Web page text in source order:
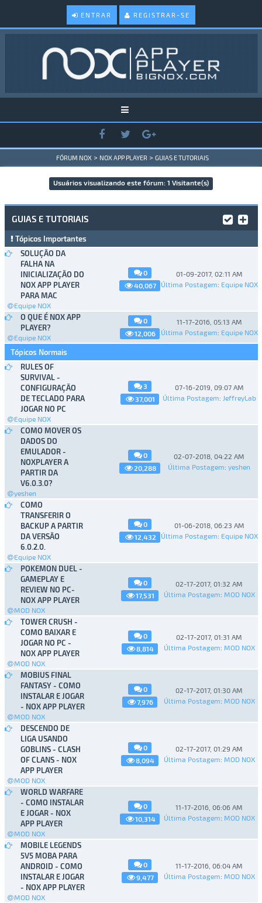
ENTRAR REGISTRAR-SE
FÓRUM NOX > NOX APP PLAYER > GUIAS E TUTORIAIS
Usuários visualizando este fórum: 1 Visitante(s)
GUIAS E TUTORIAIS
Tópicos Importantes
SOLUÇÃO DA
FALHA NA
INICIALIZAÇÃO DO
NOX APP PLAYER
PARA MAC
Equipe NOX
0
40,067
01-09-2017, 02:11 AM
Última Postagem: Equipe NOX
O QUE É NOX APP
PLAYER?
Equipe NOX
0
12,006
11-17-2016, 05:13 AM
Última Postagem: Equipe NOX
Tópicos Normais
RULES OF
SURVIVAL -
CONFIGURAÇÃO
DE TECLADO PARA
JOGAR NO PC
Equipe NOX
3
37,001
07-16-2019, 09:07 AM
Última Postagem: JeffreyLab
COMO MOVER OS
DADOS DO
EMULADOR -
NOXPLAYER A
PARTIR DA
V6.0.3.0?
yeshen
0
20,288
02-07-2018, 04:22 AM
Última Postagem: yeshen
COMO
TRANSFERIR O
BACKUP A PARTIR
DA VERSÃO
6.0.2.0.
Equipe NOX
0
12,432
01-06-2018, 06:23 AM
Última Postagem: Equipe NOX
POKEMON DUEL -
GAMEPLAY E
REVIEW NO PC-
NOX APP PLAYER
MOD NOX
0
17,531
02-17-2017, 01:32 AM
Última Postagem: MOD NOX
TOWER CRUSH -
COMO BAIXAR E
JOGAR NO PC -
NOX APP PLAYER
MOD NOX
0
8,814
02-17-2017, 01:31 AM
Última Postagem: MOD NOX
MOBIUS FINAL
FANTASY - COMO
INSTALAR E JOGAR
- NOX APP PLAYER
MOD NOX
0
7,976
02-17-2017, 01:30 AM
Última Postagem: MOD NOX
DESCENDO DE
LIGA USANDO
GOBLINS - CLASH
OF CLANS - NOX
APP PLAYER
MOD NOX
0
8,094
02-17-2017, 01:29 AM
Última Postagem: MOD NOX
WORLD WARFARE
- COMO INSTALAR
E JOGAR - NOX
APP PLAYER
MOD NOX
0
10,314
11-17-2016, 06:06 AM
Última Postagem: MOD NOX
MOBILE LEGENDS
5V5 MOBA PARA
ANDROID - COMO
INSTALAR E JOGAR
- NOX APP PLAYER
MOD NOX
0
9,477
11-17-2016, 06:04 AM
Última Postagem: MOD NOX